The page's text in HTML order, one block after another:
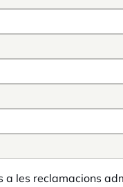
a les reclamacions